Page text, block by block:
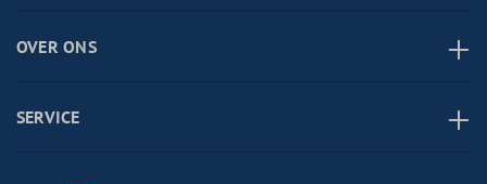
OVER ONS
SERVICE